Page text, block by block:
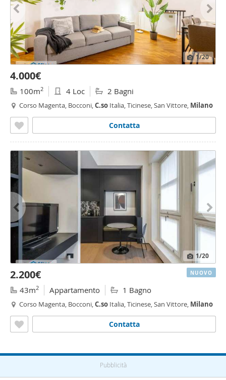
1/20
4.000€
100m2 4 Loc 2 Bagni
Corso Magenta, Bocconi,C.so Italia, Ticinese, San Vittore, Milano
Contatta
1/20
2.200€
43m2 Appartamento 1 Bagno
Corso Magenta, Bocconi,C.so Italia, Ticinese, San Vittore, Milano
Contatta
NUOVO
Pubblicità